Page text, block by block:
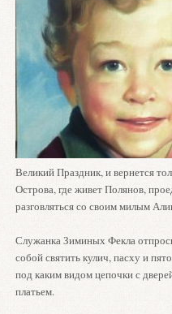
Великий Праздник, и вернется
Острова, где живет Полянов,
разговляться со своим милым
Служанка Зиминых Фекла
собой святить кулич, пасху и
под каким видом цепочки с
платьем.